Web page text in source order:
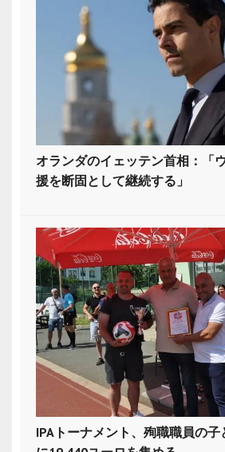
オランダのイェッテン首相：「
援を断固として継続する」
IPAトーナメント、殉職職員の